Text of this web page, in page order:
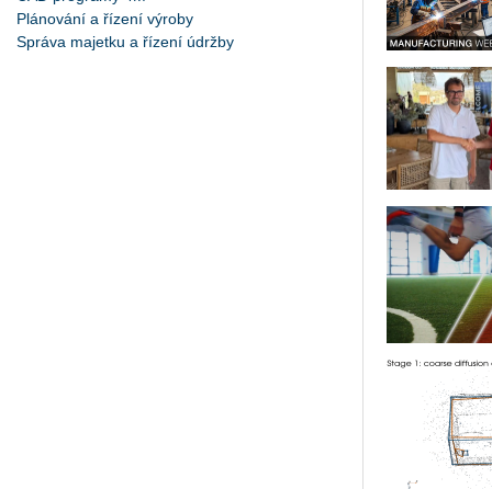
Plánování a řízení výroby
Správa majetku a řízení údržby